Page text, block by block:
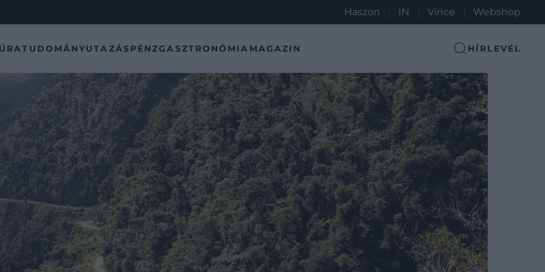
Haszon IN Vince Webshop
TUDOMÁNYUTAZÁSPÉNZGASZTRONÓMIA MAGAZIN HÍRLEVÉL